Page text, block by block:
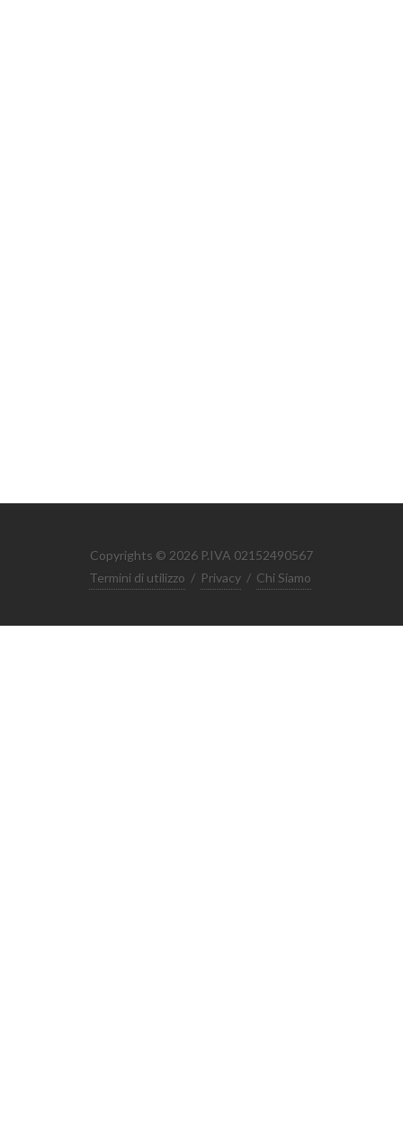
Copyrights © 2026 P.IVA 02152490567
Termini di utilizzo / Privacy / Chi Siamo